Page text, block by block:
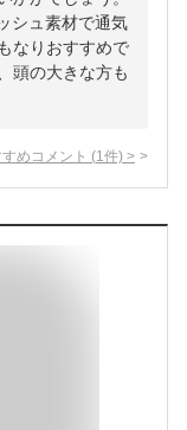
シュ素材で通気
なりおすすめで
頭の大きな方も
めコメント (1 件) >